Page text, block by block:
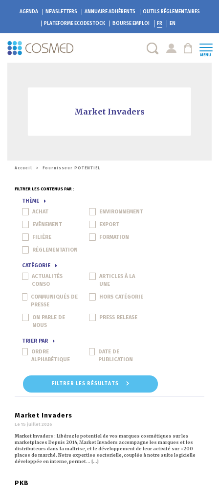
AGENDA NEWSLETTERS ANNUAIRE ADHÉRENTS
OUTILS RÉGLEMENTAIRES
PLATEFORME ECODESTOCK BOURSE EMPLOI FR EN
MENU
Market Invaders
Accueil > Fournisseur POTENTIEL
FILTRER LES CONTENUS PAR :
THÈME
ACHAT
ENVIRONNEMENT
EVÉNEMENT
EXPORT
FILIÈRE
FORMATION
RÉGLEMENTATION
CATÉGORIE
ACTUALITÉS
CONSO
ARTICLES À LA
UNE
COMMUNIQUÉS DE
PRESSE
HORS CATÉGORIE
ON PARLE DE
NOUS
PRESS RELEASE
TRIER PAR
ORDRE
ALPHABÉTIQUE
DATE DE
PUBLICATION
FILTRER LES RÉSULTATS
Market Invaders
Le 15 juillet 2026
Market Invaders : Libérez le potentiel de vos marques cosmétiques sur les
marketplaces Depuis 2014, Market Invaders accompagne les marques et les
distributeurs dans la maîtrise, et le développement de leur activité sur +200
places de marché. Notre expertise sectorielle, couplée à notre suite logicielle
développée en interne, permet… [...]
PKB